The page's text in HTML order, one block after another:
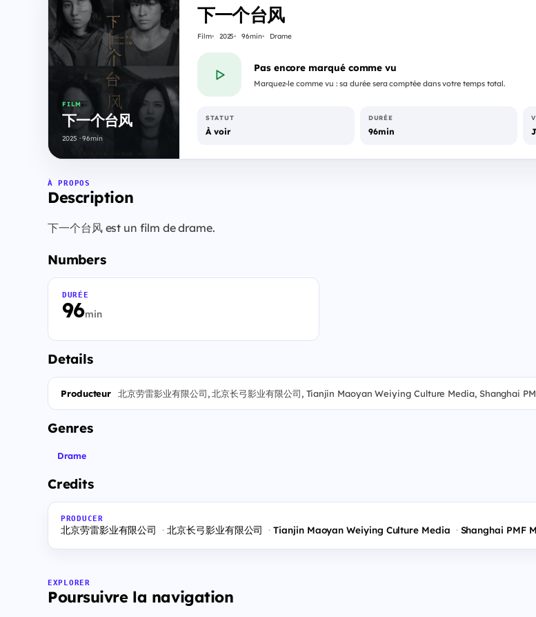
FILM
下一个台风
2025 · 96min
下一个台风
Film 2025 96min Drame
Pas encore marqué comme vu
Marquez-le comme vu : sa durée sera comptée dans votre temps total.
STATUT
À voir
DURÉE
96min
À PROPOS
Description
下一个台风 est un film de drame.
Numbers
96min
DURÉE
Details
Producteur 北京劳雷影业有限公司, 北京长弓影业有限公司, Tianjin Maoyan Weiying Culture Media, Shanghai
Genres
Drame
Credits
PRODUCER
北京劳雷影业有限公司 北京长弓影业有限公司 Tianjin Maoyan Weiying Culture Media Shanghai PMF
EXPLORER
Poursuivre la navigation